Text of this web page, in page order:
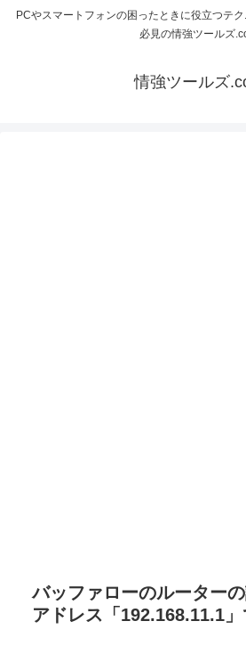
PCやスマートフォンの困ったときに役立つテ
必見の情強ツールズ
情強ツールズ
バッファローのルーター
アドレス「192.168.11.1